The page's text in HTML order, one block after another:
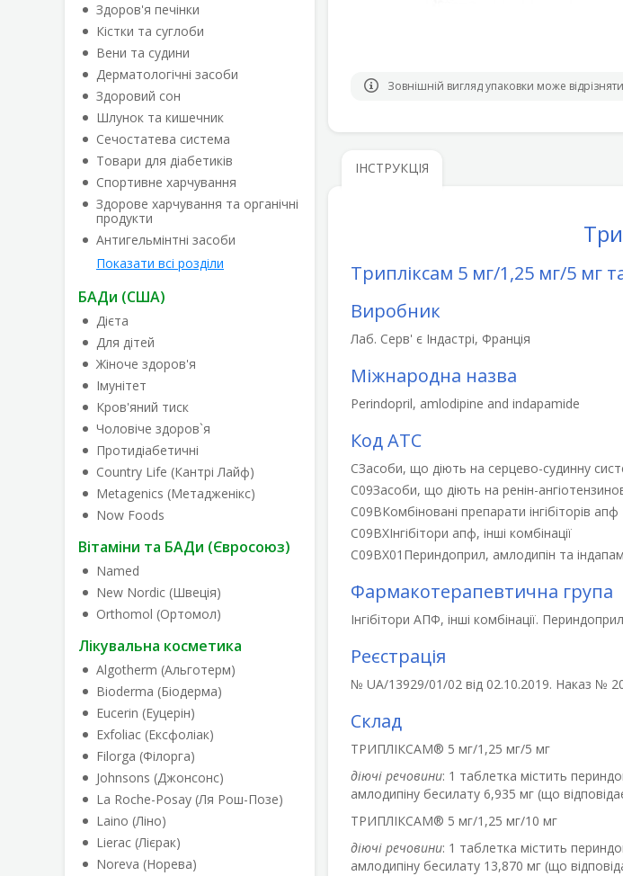
Здоров'я печінки
Кістки та суглоби
Вени та судини
Дерматологічні засоби
Здоровий сон
Шлунок та кишечник
Сечостатева система
Товари для діабетиків
Спортивне харчування
Здорове харчування та органічні
продукти
Антигельмінтні засоби
Показати всі розділи
БАДи (США)
Дієта
Для дітей
Жіноче здоров'я
Імунітет
Кров'яний тиск
Чоловіче здоров`я
Протидіабетичні
Country Life (Кантрі Лайф)
Metagenics (Метадженікс)
Now Foods
Вітаміни та БАДи (Євросоюз)
Named
New Nordic (Швеція)
Orthomol (Ортомол)
Лікувальна косметика
Algotherm (Альготерм)
Bioderma (Біодерма)
Eucerin (Еуцерін)
Exfoliac (Ексфоліак)
Filorga (Філорга)
Johnsons (Джонсонс)
La Roche-Posay (Ля Рош-Позе)
Laino (Ліно)
Lierac (Лієрак)
Noreva (Норева)
Зовнішній вигляд упаковки може
ІНСТРУКЦІЯ
Трипліксам 5 мг/1,25 мг/5 мг
Виробник
Лаб. Серв' є Індастрі, Франція
Міжнародна назва
Perindopril, amlodipine and indapamide
Код АТС
CЗасоби, що діють на серцево-судинну
C09Засоби, що діють на ренін-
C09BКомбіновані препарати інгібіторів апф
C09BXІнгібітори апф, інші комбінації
C09BX01 Периндоприл, амлодипін та
Фармакотерапевтична група
Інгібітори АПФ, інші комбінації.
Реєстрація
№ UA/13929/01/02 від 02.10.2019. Наказ №
Склад
ТРИПЛІКСАМ® 5 мг/1,25 мг/5 мг
діючі речовини: 1 таблетка містить
амлодипіну бесилату 6,935 мг (що
ТРИПЛІКСАМ® 5 мг/1,25 мг/10 мг
діючі речовини: 1 таблетка містить
амлодипіну бесилату 13,870 мг (що